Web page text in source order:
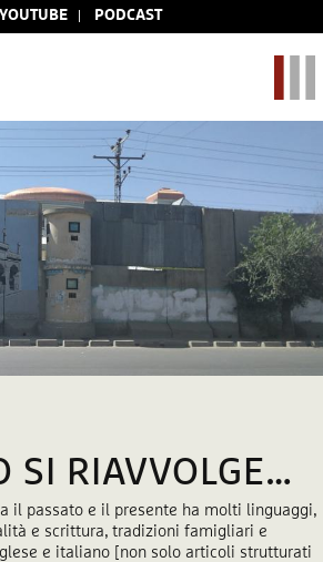
YOUTUBE PODCAST
SI RIAVVOLGE…
il passato e il presente ha molti linguaggi,
e scrittura, tradizioni famigliari e
e italiano [non solo articoli strutturati